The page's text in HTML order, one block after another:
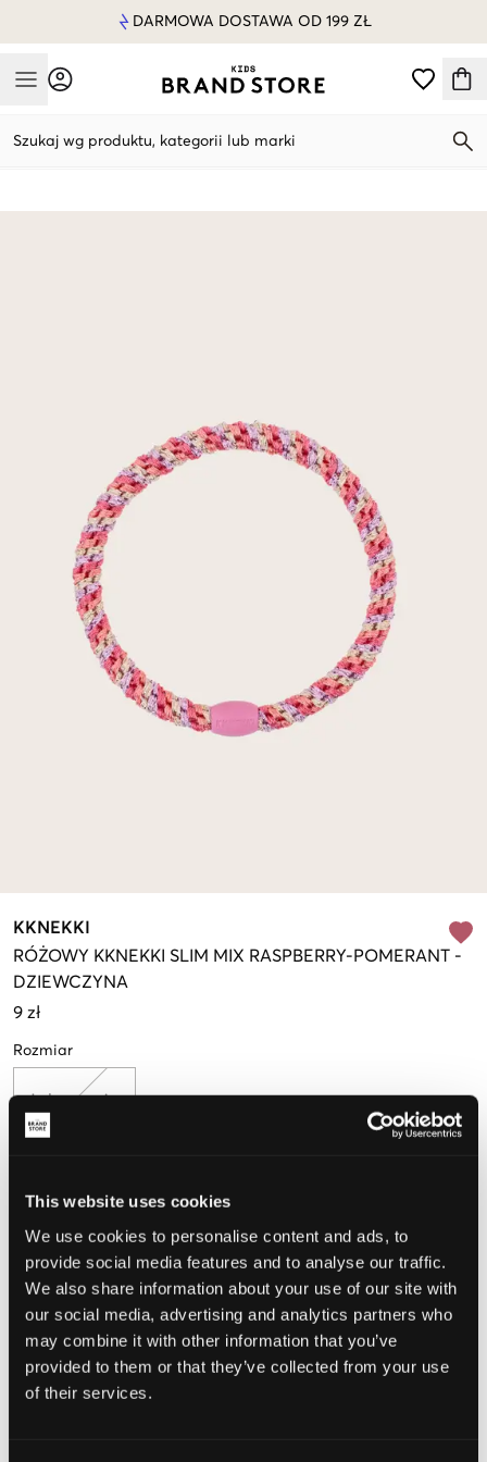
This website uses cookies
We use cookies to personalise content and ads, to
provide social media features and to analyse our traffic.
We also share information about your use of our site with
our social media, advertising and analytics partners who
may combine it with other information that you’ve
provided to them or that they’ve collected from your use
of their services.
DARMOWA DOSTAWA OD 199 ZŁ
Mobile Menu
Szukaj wg produktu, kategorii lub marki
KKNEKKI
RÓŻOWY KKNEKKI SLIM MIX RASPBERRY-POMERANT -
DZIEWCZYNA
9 zł
Rozmiar
Jeden rozmiar
Opinia o rozmiarze
Mały Idealny
WYBIERZ SWÓJ ROZMIAR